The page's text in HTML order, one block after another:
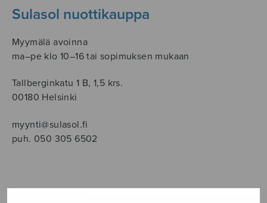
Sulasol nuottikauppa
Myymälä avoinna
ma–pe klo 10–16 tai sopimuksen mukaan
Tallberginkatu 1 B, 1,5 krs.
00180 Helsinki
myynti@sulasol.fi
puh. 050 305 6502